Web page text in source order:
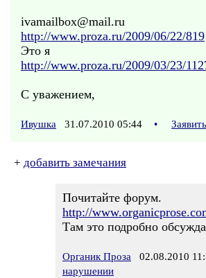
ivamailbox@mail.ru
http://www.proza.ru/2009/06/22/819
Это я
http://www.proza.ru/2009/03/23/
С уважением,
Ивушка 31.07.2010 05:44 •
+ добавить замечания
Почитайте форум.
http://
Там это подробно
Органик Проза 02.08.2010
нарушении